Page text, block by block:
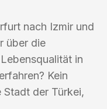
nach Izmir und
über die
in
Kein
der Türkei,